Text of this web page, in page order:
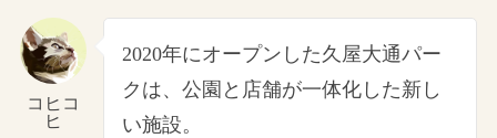
コヒコ
ヒ
2020年にオープンした久屋大通パー
クは、公園と店舗が一体化した新し
い施設。